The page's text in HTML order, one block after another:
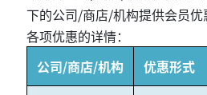
下的公司/商店/机构提供会员
各项优惠的详情：
公司/商店/机构
优惠形